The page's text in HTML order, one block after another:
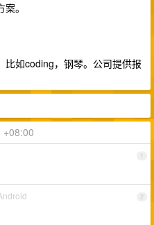
。
比如coding，钢琴。公司提供报
1
2